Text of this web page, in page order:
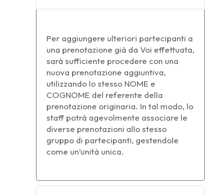
Per aggiungere ulteriori partecipanti a
una prenotazione già da Voi effettuata,
sarà sufficiente procedere con una
nuova prenotazione aggiuntiva,
utilizzando lo stesso NOME e
COGNOME del referente della
prenotazione originaria. In tal modo, lo
staff potrà agevolmente associare le
diverse prenotazioni allo stesso
gruppo di partecipanti, gestendole
come un’unità unica.